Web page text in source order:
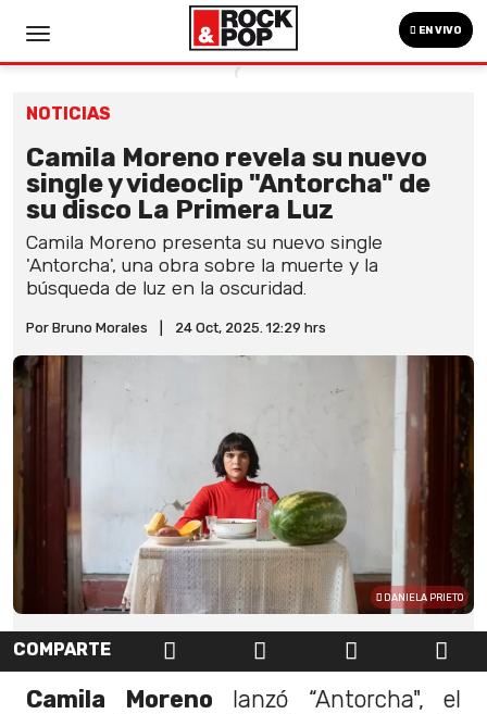
EN VIVO
NOTICIAS
Camila Moreno revela su nuevo
single y videoclip "Antorcha" de
su disco La Primera Luz
Camila Moreno presenta su nuevo single
'Antorcha', una obra sobre la muerte y la
búsqueda de luz en la oscuridad.
Por Bruno Morales 24 Oct, 2025. 12:29 hrs
DANIELA PRIETO
COMPARTE
Camila Moreno lanzó “Antorcha", el